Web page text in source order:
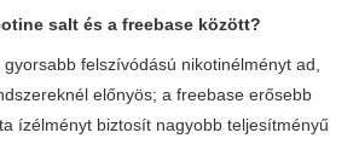
salt és a freebase között?
felszívódású nikotinélményt ad,
előnyös; a freebase erősebb
ízélményt biztosít nagyobb teljesítményű